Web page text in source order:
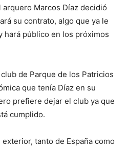
arquero Marcos Díaz decidió
su contrato, algo que ya le
hará público en los próximos
de Parque de los Patricios
que tenía Díaz en su
prefiere dejar el club ya que
cumplido.
tanto de España como